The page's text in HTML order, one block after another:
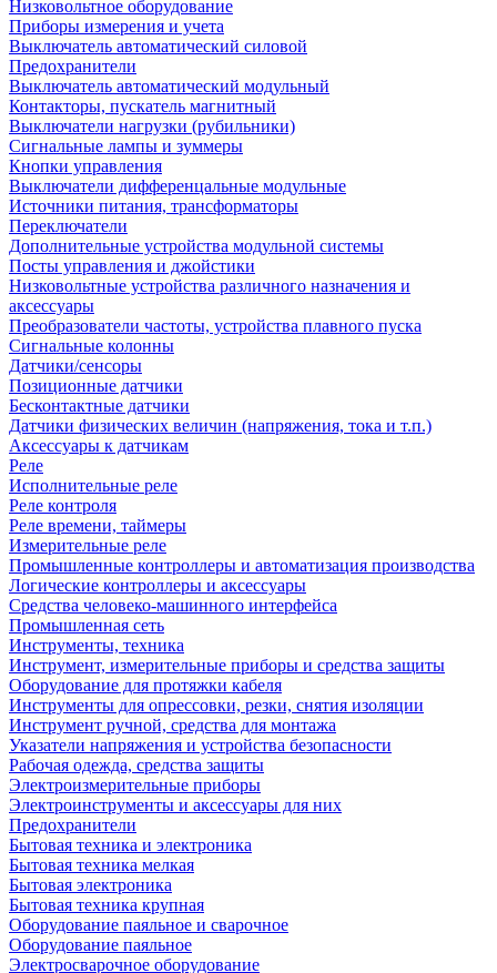
Низковольтное оборудование
Приборы измерения и учета
Выключатель автоматический силовой
Предохранители
Выключатель автоматический модульный
Контакторы, пускатель магнитный
Выключатели нагрузки (рубильники)
Сигнальные лампы и зуммеры
Кнопки управления
Выключатели дифференцальные модульные
Источники питания, трансформаторы
Переключатели
Дополнительные устройства модульной системы
Посты управления и джойстики
Низковольтные устройства различного назначения и
аксессуары
Преобразователи частоты, устройства плавного пуска
Сигнальные колонны
Датчики/сенсоры
Позиционные датчики
Бесконтактные датчики
Датчики физических величин (напряжения, тока и т.п.)
Аксессуары к датчикам
Реле
Исполнительные реле
Реле контроля
Реле времени, таймеры
Измерительные реле
Промышленные контроллеры и автоматизация производства
Логические контроллеры и аксессуары
Средства человеко-машинного интерфейса
Промышленная сеть
Инструменты, техника
Инструмент, измерительные приборы и средства защиты
Оборудование для протяжки кабеля
Инструменты для опрессовки, резки, снятия изоляции
Инструмент ручной, средства для монтажа
Указатели напряжения и устройства безопасности
Рабочая одежда, средства защиты
Электроизмерительные приборы
Электроинструменты и аксессуары для них
Предохранители
Бытовая техника и электроника
Бытовая техника мелкая
Бытовая электроника
Бытовая техника крупная
Оборудование паяльное и сварочное
Оборудование паяльное
Электросварочное оборудование